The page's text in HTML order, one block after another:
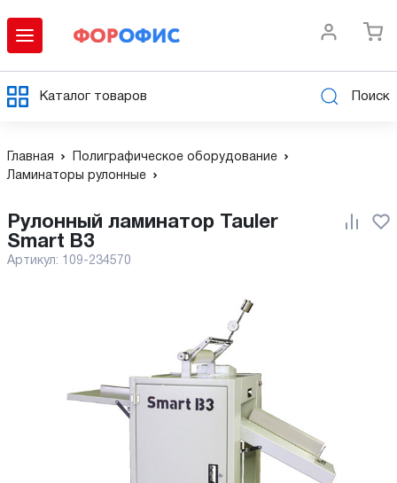
Каталог товаров Поиск
Главная
Полиграфическое оборудование
Ламинаторы рулонные
Рулонный ламинатор Tauler
Smart B3
Артикул: 109-234570